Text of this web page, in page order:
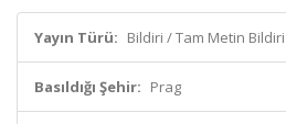
Yayın Türü: Bildiri / Tam Metin Bildiri
Basıldığı Şehir: Prag